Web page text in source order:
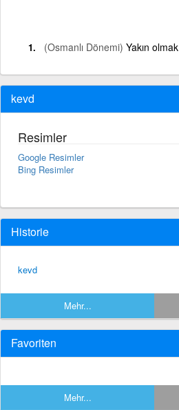
(Osmanlı Dönemi) Yakın olmak
kevd
Resimler
Google Resimler
Bing Resimler
Historie
kevd
Mehr...
Favoriten
Mehr...